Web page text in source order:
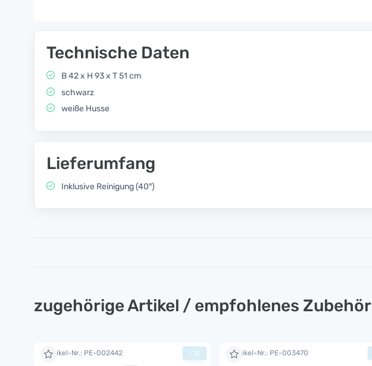
Technische Daten
B 42 x H 93 x T 51 cm
schwarz
weiße Husse
Lieferumfang
Inklusive Reinigung (40°)
zugehörige Artikel / empfohlenes Zubehör
Artikel-Nr.: PE-002442 + Artikel-Nr.: PE-003470